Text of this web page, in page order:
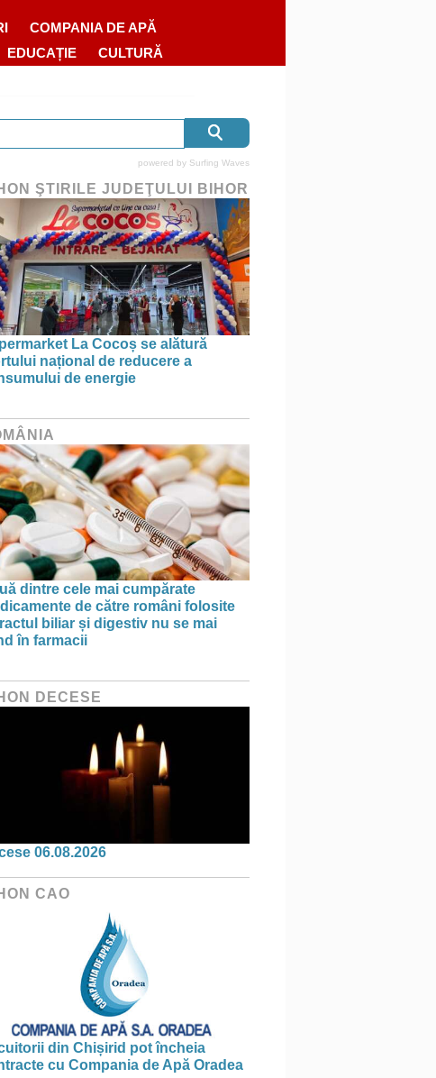
COMPANIA DE APĂ
EDUCAȚIE CULTURĂ
powered by Surfing Waves
ŞTIRILE JUDEŢULUI BIHOR
La Cocoș se alătură
național de reducere a
de energie
dintre cele mai cumpărate
de către români folosite
biliar și digestiv nu se mai
în farmacii
DECESE
06.08.2026
CAO
din Chișirid pot încheia
cu Compania de Apă Oradea